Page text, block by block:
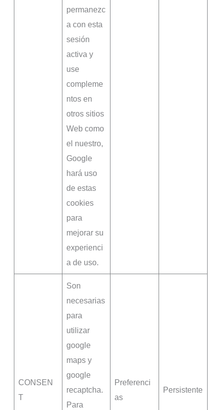
permanezc
a con esta
sesión
activa y
use
compleme
ntos en
otros sitios
Web como
el nuestro,
Google
hará uso
de estas
cookies
para
mejorar su
experienci
a de uso.
CONSEN
T
Son
necesarias
para
utilizar
google
maps y
google
recaptcha.
Para
Preferenci
as
Persistente